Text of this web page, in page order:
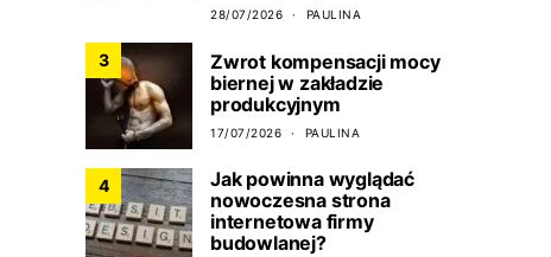
28/07/2026 PAULINA
3
Zwrot kompensacji mocy
biernej w zakładzie
produkcyjnym
17/07/2026 PAULINA
4
Jak powinna wyglądać
nowoczesna strona
internetowa firmy
budowlanej?